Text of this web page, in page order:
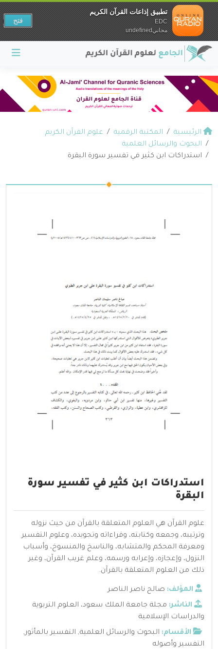
الرئيسية المكتبة الرقمية
علوم القرآن الكريم
البحوث والرسائل العلمية
استدراكات ابن كثير في تفسير سورة البقرة
استدراكات ابن كثير في تفسير سورة
البقرة
علوم القرآن هي العلوم المتعلقة بالقرآن من حيث نزوله
وترتيبه، وجمعه وكتابته، وقراءاته وتجويده، وعلوم التفسير
ومعرفة المحكم والمتشابه، والناسخ والمنسوخ، وأسباب
النزول، وإعجازه، وإعرابه ورسمه، وعلم غريب القرآن، وغير
ذلك من العلوم المتعلقة بالقرآن.
المؤلف: صالح ناصر الناصر
الناشر: مجلة جامعة الملك سعود، العلوم التربوية
والدراسات الإسلامية
الأقسام: البحوث والرسائل العلمية, التفسير بالمأثور,
التفسير وأصوله
تطبيق إذاعات القرآن الكريم
EDC
مجانيundefined
فتح